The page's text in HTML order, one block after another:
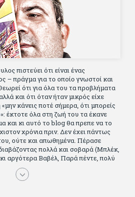
πιστεύει ότι είναι ένας
– πράγμα για το οποίο γνωστοί και
ότι για όλα του τα προβλήματα
και ότι όταν ήταν μικρός είχε
κάνεις ποτέ σήμερα, ότι μπορείς
έκτοτε όλα στη ζωή του τα έκανε
και κι αυτό το blog θα πρεπε να το
χρόνια πριν. Δεν έχει πάντως
ούτε και απωθημένα. Πέρασε
πολλά και σοβαρά (Μπλέκ,
αργότερα Βαβέλ, Παρά πέντε, πολύ
Ιούλιο Βέρν πριν τον κερδίσουν
τους σωστούς φίλους κυρίως γιατί